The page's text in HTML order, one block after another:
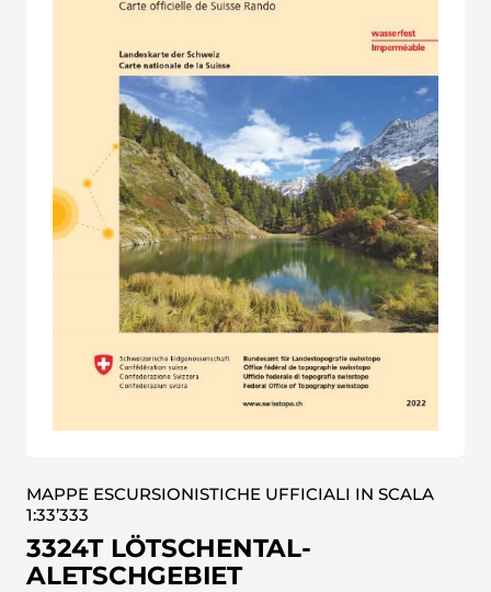
MAPPE ESCURSIONISTICHE UFFICIALI IN SCALA
1:33’333
3324T LÖTSCHENTAL-
ALETSCHGEBIET